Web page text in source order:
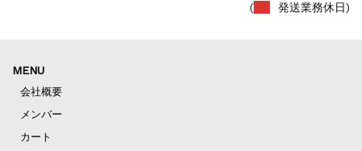
( 発送業務休日)
MENU
会社概要
メンバー
カート